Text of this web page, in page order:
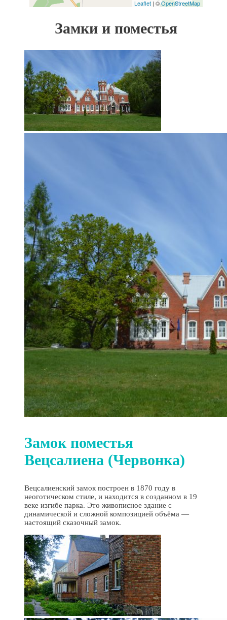
Leaflet | ©OpenStreetMap
Замки и поместья
Замок поместья
Вецсалиенa (Червонкa)
Вецсалиенский замoк построен в 1870 году в
неоготическом стиле, и находится в созданном в 19
веке изгибе парка. Это живописное здание с
динамической и сложной композицией объёма —
настоящий сказочный замок.